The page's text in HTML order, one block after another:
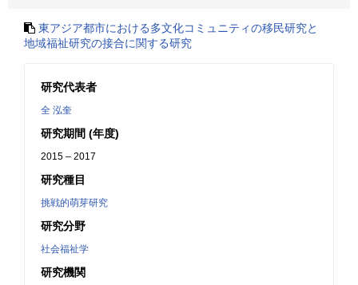
東アジア都市における多文化コミュニティの移民研究と
地域福祉研究の接合に関する研究
研究代表者
全 泓奎
研究期間 (年度)
2015 – 2017
研究種目
挑戦的萌芽研究
研究分野
社会福祉学
研究機関